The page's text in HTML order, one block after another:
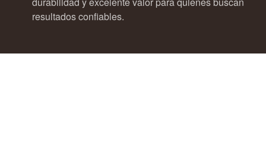
resultados confiables.